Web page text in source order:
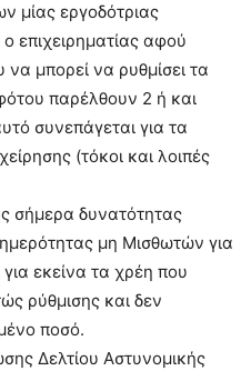
μίας εργοδότριας
επιχειρηματίας αφού
μπορεί να ρυθμίσει τα
παρέλθουν 2 ή και
συνεπάγεται για τα
(τόκοι και λοιπές
σήμερα δυνατότητας
μη Μισθωτών για
εκείνα τα χρέη που
ρύθμισης και δεν
ποσό.
Δελτίου Αστυνομικής